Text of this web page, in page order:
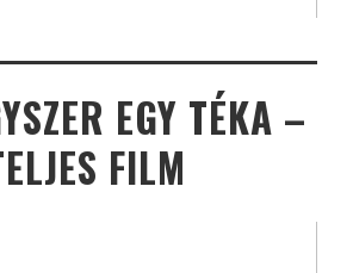
EGY TÉKA –
FILM